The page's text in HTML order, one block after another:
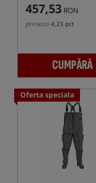
457,53 RON
primesti 4,23 pct
CUMPĂRĂ
Oferta speciala